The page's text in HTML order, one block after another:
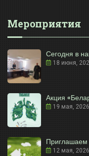
Мероприятия
Сегодня в
18 июня,
Акция
19 мая, 2026
Приглашаем
12 мая, 2026